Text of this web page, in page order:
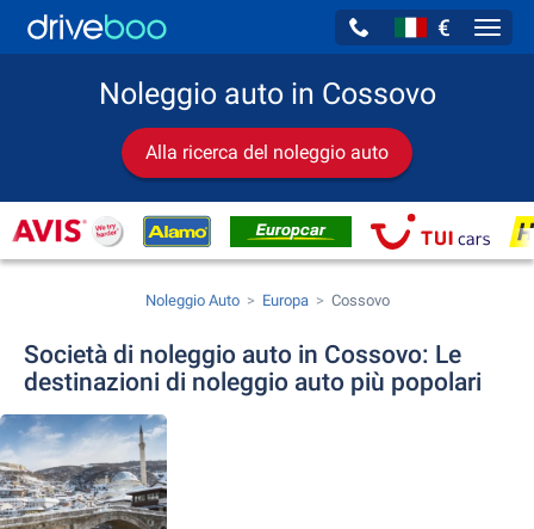
€
Noleggio auto in Cossovo
Alla ricerca del noleggio auto
Noleggio Auto Europa Cossovo
Società di noleggio auto in Cossovo: Le
destinazioni di noleggio auto più popolari